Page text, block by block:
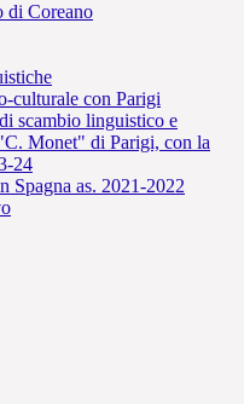
di Coreano
culturale con Parigi
scambio linguistico e
Monet" di Parigi, con la
24
Spagna as. 2021-2022